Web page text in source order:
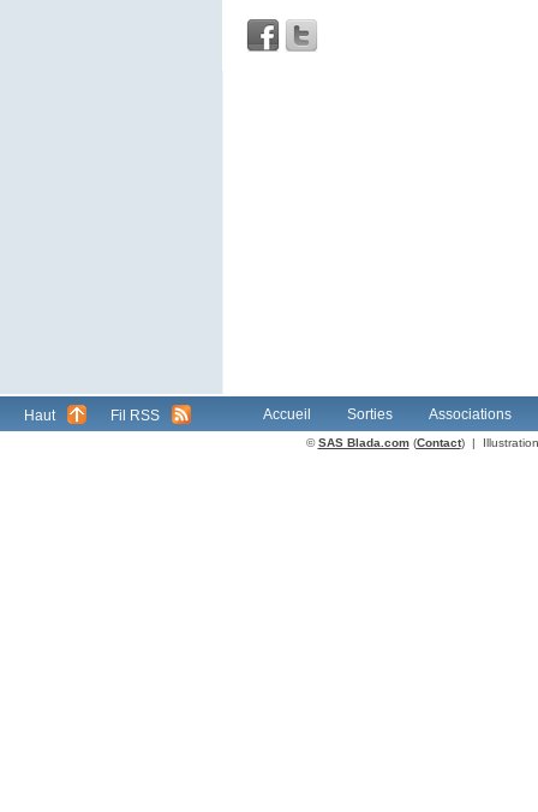
Haut Fil RSS Accueil Sorties Associations
©SAS Blada.com(Contact) |